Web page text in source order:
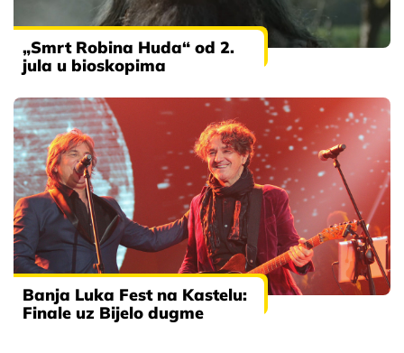
„Smrt Robina Huda“ od 2.
jula u bioskopima
Banja Luka Fest na Kastelu:
Finale uz Bijelo dugme